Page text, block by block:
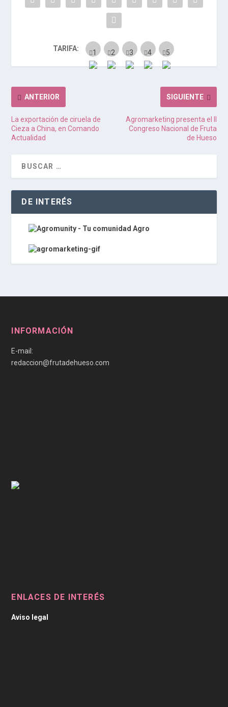
TARIFA:
ANTERIOR
La exportación de ciruela de
Cieza a China, en Comando
Actualidad
SIGUIENTE
Agromarketing presenta el II
Congreso Nacional de Fruta
de Hueso
DE INTERÉS
INFORMACIÓN
E-mail:
redaccion@frutadehueso.com
ENLACES DE INTERÉS
Aviso legal